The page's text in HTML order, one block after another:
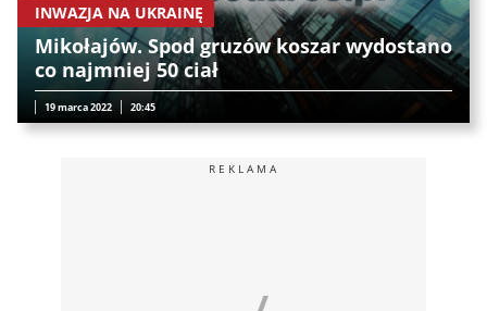
INWAZJA NA UKRAINĘ
Mikołajów. Spod gruzów koszar wydostano
co najmniej 50 ciał
19 marca 2022 20:45
REKLAMA